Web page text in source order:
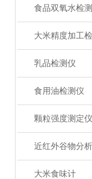
食品双氧水检
大米精度加工
乳品检测仪
食用油检测仪
颗粒强度测定仪
近红外谷物分
大米食味计